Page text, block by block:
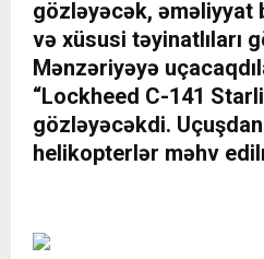
gözləyəcək, əməliyyat
və xüsusi təyinatlıları
Mənzəriyəyə
“Lockheed C-141
gözləyəcəkdi.
helikopterlər məhv